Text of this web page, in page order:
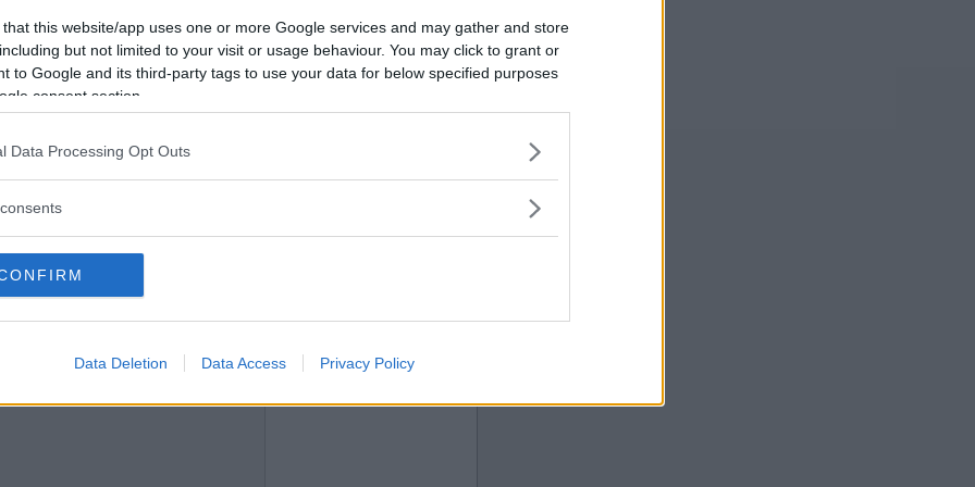
that this website/app uses one or more Google services and may gather and store
but not limited to your visit or usage behaviour. You may click to grant or
to Google and its third-party tags to use your data for below specified purposes
consent section.
Data Processing Opt Outs
Data Deletion Data Access Privacy Policy
till min hydda?
nya klädinköp var fint, fast du tycker det ser
Vill du bli
medlem?